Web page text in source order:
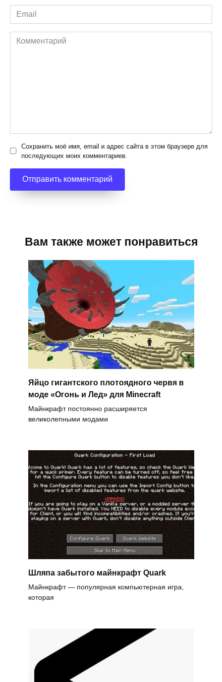
Email
*
Комментарий
Сохранить моё имя, email и адрес сайта в этом браузере для
последующих моих комментариев.
Вам также может понравиться
Яйцо гигантского плотоядного червя в
моде «Огонь и Лед» для Minecraft
Майнкрафт постоянно расширяется
великолепными модами
Шляпа забытого майнкрафт Quark
Майнкрафт — популярная компьютерная игра,
которая